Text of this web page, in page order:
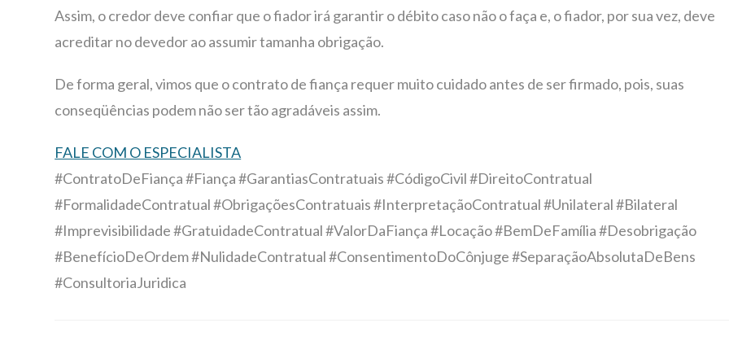
Assim, o credor deve confiar que o fiador irá garantir o débito caso não o faça e, o fiador, por sua vez, deve
acreditar no devedor ao assumir tamanha obrigação.
De forma geral, vimos que o contrato de fiança requer muito cuidado antes de ser firmado, pois, suas
conseqüências podem não ser tão agradáveis assim.
FALE COM O ESPECIALISTA
#ContratoDeFiança #Fiança #GarantiasContratuais #CódigoCivil #DireitoContratual
#FormalidadeContratual #ObrigaçõesContratuais #InterpretaçãoContratual #Unilateral #Bilateral
#Imprevisibilidade #GratuidadeContratual #ValorDaFiança #Locação #BemDeFamília #Desobrigação
#BenefícioDeOrdem #NulidadeContratual #ConsentimentoDoCônjuge #SeparaçãoAbsolutaDeBens
#ConsultoriaJuridica